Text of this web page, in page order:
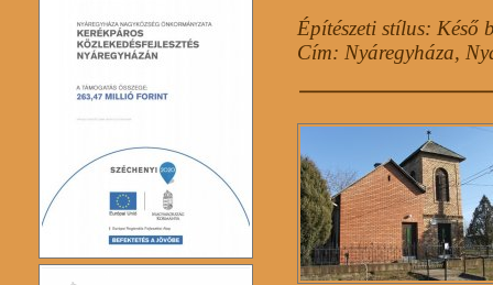
Építészeti stílus: Késő
Cím: Nyáregyháza,